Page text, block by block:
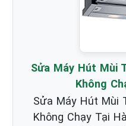
Sửa Máy Hút Mùi
Không
Sửa Máy Hút Mùi
Không Chạy Tại